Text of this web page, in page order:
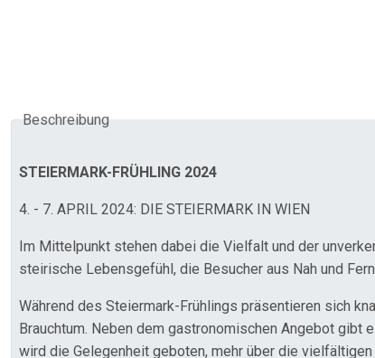
Beschreibung
STEIERMARK-FRÜHLING 2024
4. - 7. APRIL 2024: DIE STEIERMARK IN WIEN
Im Mittelpunkt stehen dabei die Vielfalt und der
steirische Lebensgefühl, die Besucher aus Nah und
Während des Steiermark-Frühlings präsentieren sich
Brauchtum. Neben dem gastronomischen Angebot
wird die Gelegenheit geboten, mehr über die